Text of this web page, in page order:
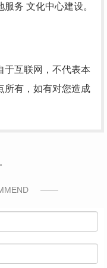
务 文化中心建设。
于互联网，不代表本
所有，如有对您造成